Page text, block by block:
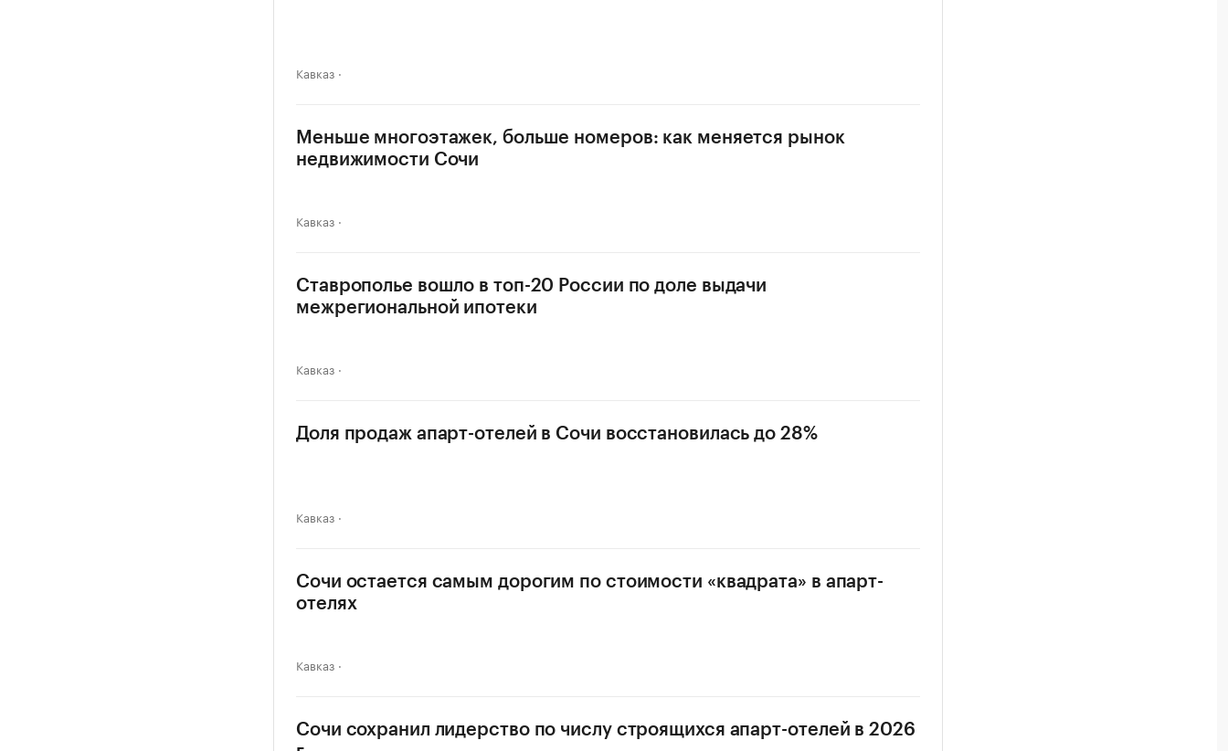
Кавказ
Меньше многоэтажек, больше номеров: как меняется рынок
недвижимости Сочи
Кавказ
Ставрополье вошло в топ-20 России по доле выдачи
межрегиональной ипотеки
Кавказ
Доля продаж апарт-отелей в Сочи восстановилась до 28%
Кавказ
Сочи остается самым дорогим по стоимости «квадрата» в апарт-
отелях
Кавказ
Сочи сохранил лидерство по числу строящихся апарт-отелей в 2026